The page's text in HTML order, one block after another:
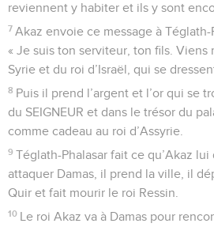
reviennent y habiter et ils y sont
7 Akaz envoie ce message à Téglath-
« Je suis ton serviteur, ton fils. Viens
Syrie et du roi d’Israël, qui se
8 Puis il prend l’argent et l’or qui se
du SEIGNEUR et dans le trésor du
comme cadeau au roi d’Assyrie.
9 Téglath-Phalasar fait ce qu’Akaz
attaquer Damas, il prend la ville, il
Quir et fait mourir le roi Ressin.
10 Le roi Akaz va à Damas pour